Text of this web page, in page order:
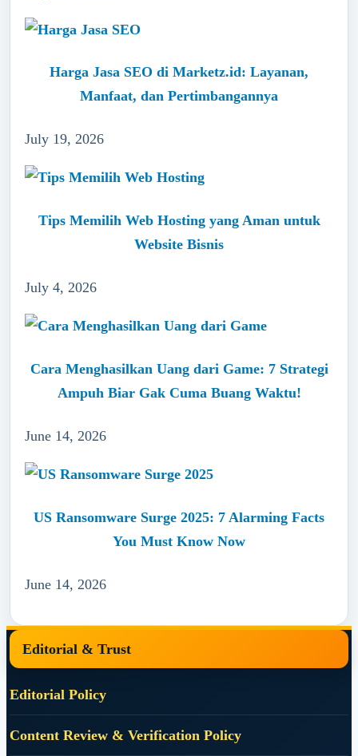
Harga Jasa SEO di Marketz.id: Layanan,
Manfaat, dan Pertimbangannya
July 19, 2026
Tips Memilih Web Hosting yang Aman untuk
Website Bisnis
July 4, 2026
Cara Menghasilkan Uang dari Game: 7 Strategi
Ampuh Biar Gak Cuma Buang Waktu!
June 14, 2026
US Ransomware Surge 2025: 7 Alarming Facts
You Must Know Now
June 14, 2026
Footer
Editorial & Trust
Editorial Policy
Content Review & Verification Policy